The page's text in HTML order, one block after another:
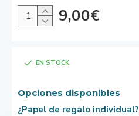
EN STOCK
9,00€
Opciones disponibles
¿Papel de regalo individual?